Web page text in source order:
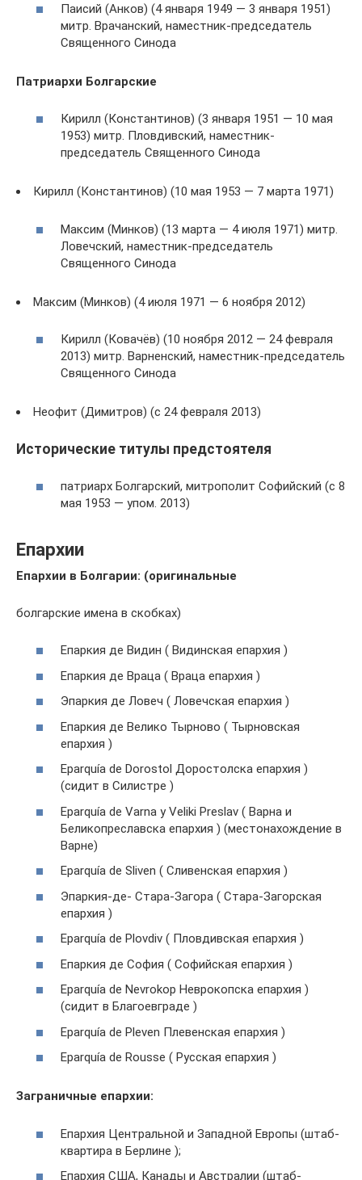
Паисий (Анков) (4 января 1949 — 3 января 1951)
митр. Врачанский, наместник-председатель
Священного Синода
Патриархи Болгарские
Кирилл (Константинов) (3 января 1951 — 10 мая
1953) митр. Пловдивский, наместник-
председатель Священного Синода
Кирилл (Константинов) (10 мая 1953 — 7 марта 1971)
Максим (Минков) (13 марта — 4 июля 1971) митр.
Ловечский, наместник-председатель
Священного Синода
Максим (Минков) (4 июля 1971 — 6 ноября 2012)
Кирилл (Ковачёв) (10 ноября 2012 — 24 февраля
2013) митр. Варненский, наместник-председатель
Священного Синода
Неофит (Димитров) (с 24 февраля 2013)
Исторические титулы предстоятеля
патриарх Болгарский, митрополит Софийский (с 8
мая 1953 — упом. 2013)
Епархии
Епархии в Болгарии: (оригинальные
болгарские имена в скобках)
Епаркия де Видин ( Видинская епархия )
Епаркия де Враца ( Враца епархия )
Эпаркия де Ловеч ( Ловечская епархия )
Епаркия де Велико Тырново ( Тырновская
епархия )
Eparquía de Dorostol Доростолска епархия )
(сидит в Силистре )
Eparquía de Varna y Veliki Preslav ( Варна и
Беликопреславска епархия ) (местонахождение в
Варне)
Eparquía de Sliven ( Сливенская епархия )
Эпаркия-де- Стара-Загора ( Стара-Загорская
епархия )
Eparquía de Plovdiv ( Пловдивская епархия )
Епаркия де София ( Софийская епархия )
Eparquía de Nevrokop Неврокопска епархия )
(сидит в Благоевграде )
Eparquía de Pleven Плевенская епархия )
Eparquía de Rousse ( Русская епархия )
Заграничные епархии:
Епархия Центральной и Западной Европы (штаб-
квартира в Берлине );
Епархия США, Канады и Австралии (штаб-